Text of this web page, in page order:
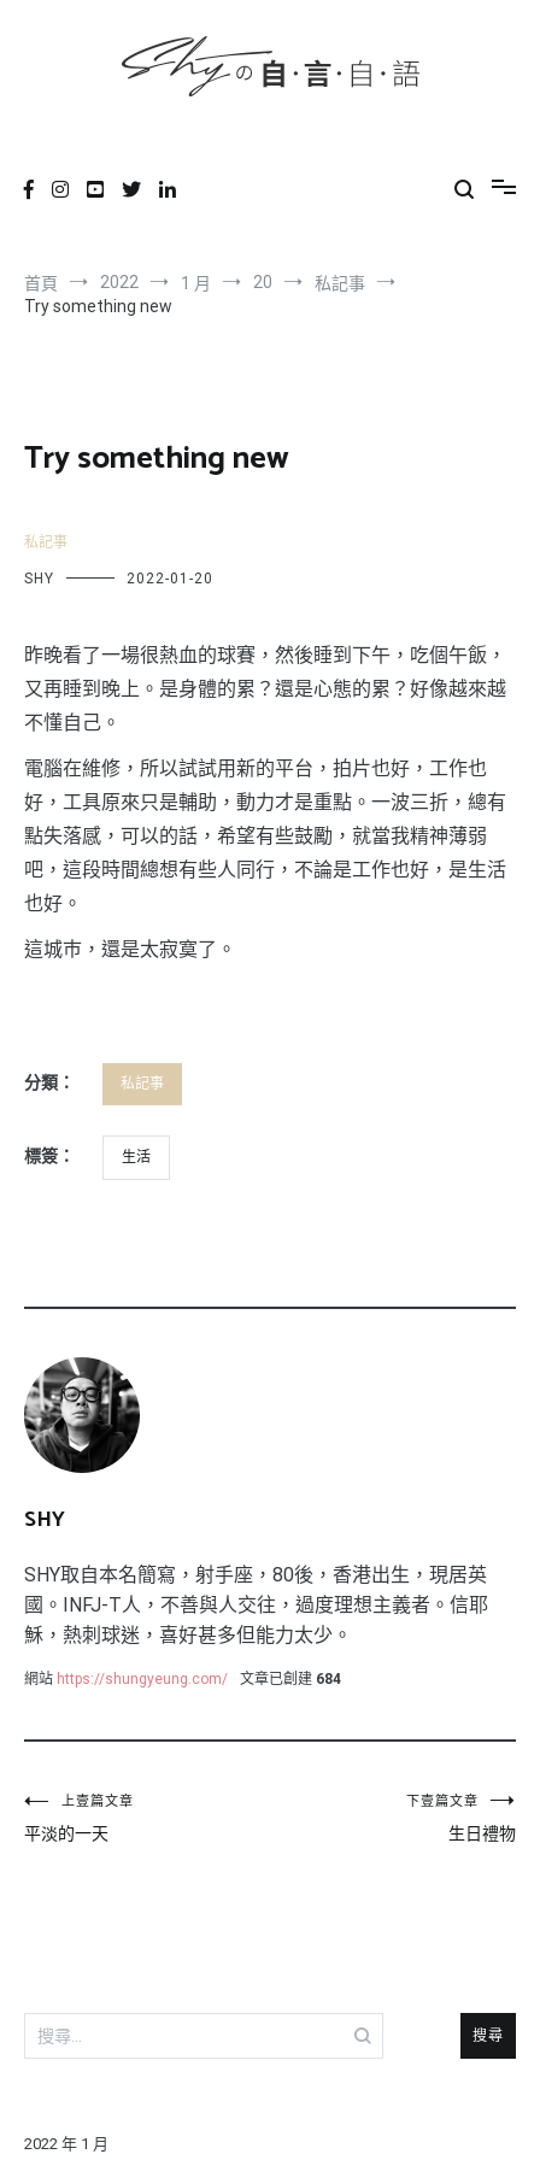
首頁 2022 1 月 20
私記事
Try something new
Try something new
私記事
SHY 2022-01-20
昨晚看了一場很熱血的球賽，然後睡到下午，吃個午飯，
又再睡到晚上。是身體的累？還是心態的累？好像越來越
不懂自己。
電腦在維修，所以試試用新的平台，拍片也好，工作也
好，工具原來只是輔助，動力才是重點。一波三折，總有
點失落感，可以的話，希望有些鼓勵，就當我精神薄弱
吧，這段時間總想有些人同行，不論是工作也好，是生活
也好。
這城巿，還是太寂寞了。
分類： 私記事
標簽： 生活
SHY
SHY取自本名簡寫，射手座，80後，香港出生，現居英
國。INFJ-T人，不善與人交往，過度理想主義者。信耶
穌，熱刺球迷，喜好甚多但能力太少。
網站 https://shungyeung.com/ 文章已創建 684
文
章
上壹篇文章
平淡的一天
下壹篇文章
生日禮物
搜
尋
字:
2022 年 1 月